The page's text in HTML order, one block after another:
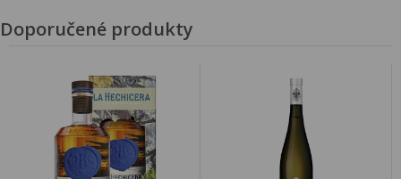
Doporučené produkty